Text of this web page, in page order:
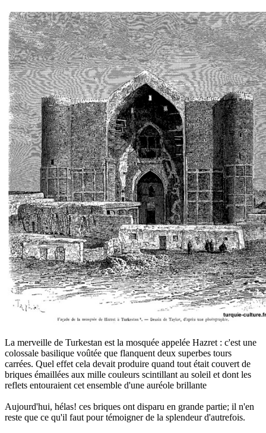
La merveille de Turkestan est la mosquée appelée Hazret : c'est une
colossale basilique voûtée que flanquent deux superbes tours
carrées. Quel effet cela devait produire quand tout était couvert de
briques émaillées aux mille couleurs scintillant au soleil et dont les
reflets entouraient cet ensemble d'une auréole brillante
Aujourd'hui, hélas! ces briques ont disparu en grande partie; il n'en
reste que ce qu'il faut pour témoigner de la splendeur d'autrefois.